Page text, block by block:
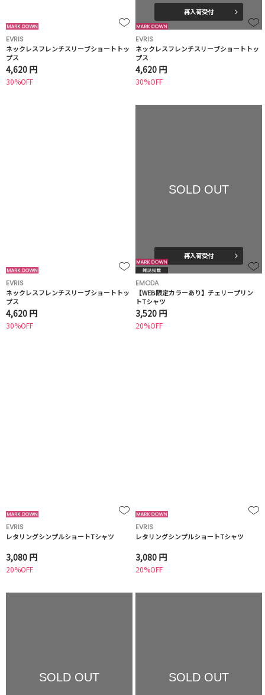
EVRIS
ネックレスフレンチスリーブショートトッ
プス
4,620 円
30%OFF
再入荷受付
EVRIS
ネックレスフレンチスリーブショートトッ
プス
4,620 円
30%OFF
EVRIS
ネックレスフレンチスリーブショートトッ
プス
4,620 円
30%OFF
SOLD OUT
再入荷受付
EMODA
【WEB限定カラーあり】チェリープリン
トTシャツ
3,520 円
20%OFF
EVRIS
レタリングシンプルショートTシャツ
3,080 円
20%OFF
EVRIS
レタリングシンプルショートTシャツ
3,080 円
20%OFF
SOLD OUT SOLD OUT